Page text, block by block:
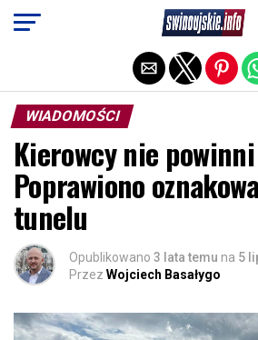
WIADOMOŚCI
Kierowcy nie
Poprawiono
tunelu
Opublikowano 3 lata temu na 5
Przez Wojciech Basałygo
Exit mobile